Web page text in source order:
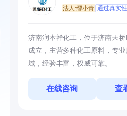
法人:缪小青 通过真实
济南润本祥化工，位于济南天桥
成立，主营多种化工原料，专业
域，经验丰富，权威可靠。
在线咨询 查